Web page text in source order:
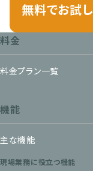
無料でお試し
料金
料金プラン一覧
機能
主な機能
現場業務に役立つ機能